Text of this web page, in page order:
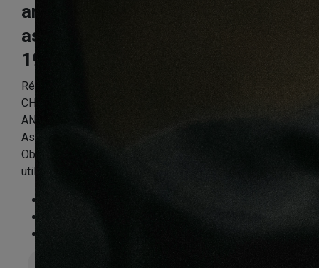
antique rossel
assortis
190X14.2X1820mm
Référence:
CHENE CONTRECOLLE RUSTIQUE HUILE VIEILLI MAT
ANTIQUE ROSSEL 190X14,2X1820/1215/600mm
Assortis
Obligatoire : Application d’huile-cire dès la 1ère
utilisation